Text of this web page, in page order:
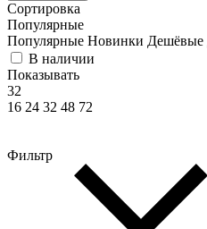
Сортировка
Популярные
Популярные Новинки Дешёвые
В наличии
Показывать
32
16 24 32 48 72
Фильтр